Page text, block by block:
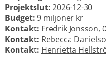
Projektslut: 2026-12-30
Budget: 9 miljoner kr
Kontakt: Fredrik Jonsson,
Kontakt: Rebecca
Kontakt: Henrietta